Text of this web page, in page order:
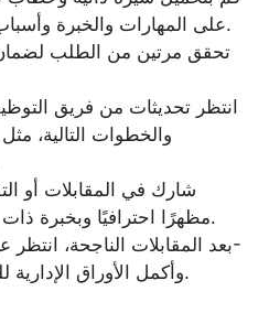
على المهارات والخبرة وأسباب الاهتمام بالوظيفة.
تحقق مرتين من الطلب لضمان
انتظر تحديثات من فريق
والخطوات التالية،
شارك في المقابلات أو
مظهرًا احترافيًا وبخبرة ذات صلة وحماس للدور.
Eleven وأكمل الأوراق الإدارية للبدء بالعمل.